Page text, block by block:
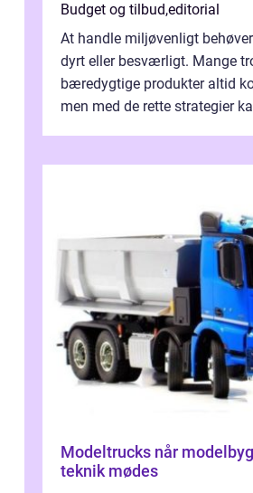
Budget og tilbud,editorial
At handle miljøvenligt
dyrt eller besværligt. Mange
bæredygtige produkter altid
men med de rette strategier
Modeltrucks når modelbyggeri og
teknik mødes